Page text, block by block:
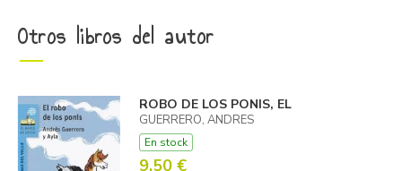
Otros libros del autor
ROBO DE LOS PONIS, EL
GUERRERO, ANDRES
En stock
9,50 €